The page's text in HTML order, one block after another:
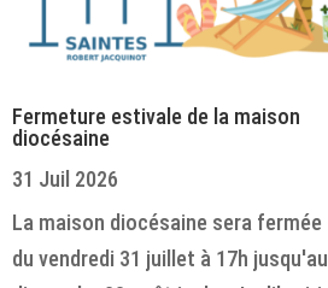
Fermeture estivale de la maison
diocésaine
31 Juil 2026
La maison diocésaine sera fermée
du vendredi 31 juillet à 17h jusqu'au